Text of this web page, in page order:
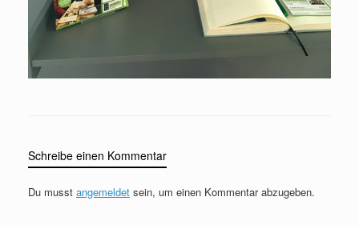
Schreibe einen Kommentar
Du musst angemeldet sein, um einen Kommentar abzugeben.